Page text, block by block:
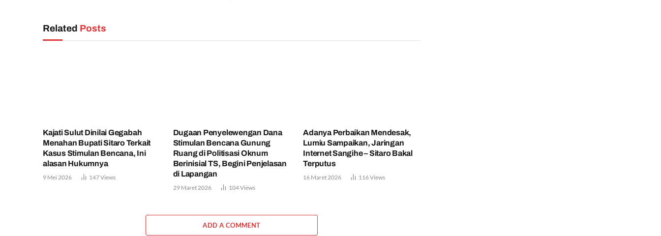
Related Posts
Kajati Sulut Dinilai Gegabah
Menahan Bupati Sitaro Terkait
Kasus Stimulan Bencana, Ini
alasan Hukumnya
9 Mei 2026 147Views
Dugaan Penyelewengan Dana
Stimulan Bencana Gunung
Ruang di Politisasi Oknum
Berinisial TS, Begini Penjelasan
di Lapangan
29 Maret 2026 104Views
Adanya Perbaikan Mendesak,
Lumiu Sampaikan, Jaringan
Internet Sangihe – Sitaro Bakal
Terputus
16 Maret 2026 116Views
ADD A COMMENT